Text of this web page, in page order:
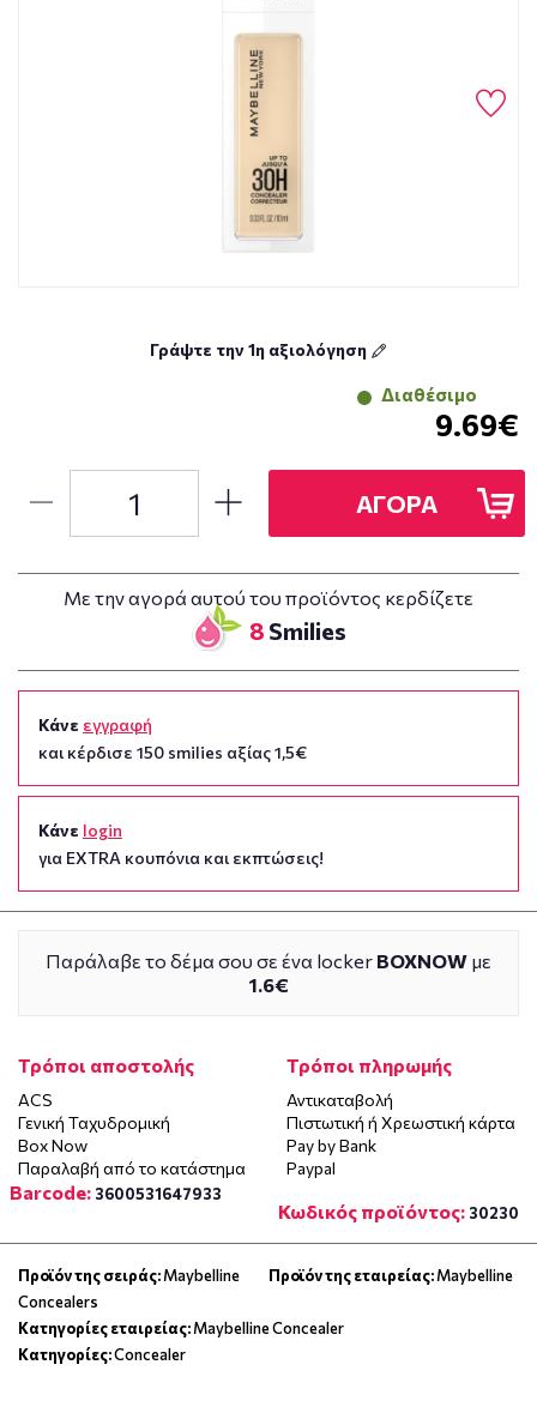
Γράψτε την 1η αξιολόγηση
Διαθέσιμο
9.69€
ΑΓΟΡΑ
Με την αγορά αυτού του προϊόντος κερδίζετε
8 Smilies
Κάνε εγγραφή
και κέρδισε 150 smilies αξίας 1,5€
Κάνε login
για EXTRA κουπόνια και εκπτώσεις!
Παράλαβε το δέμα σου σε ένα locker BOXNOW με
1.6€
Τρόποι αποστολής
ACS
Γενική Ταχυδρομική
Box Now
Παραλαβή από το κατάστημα
Τρόποι πληρωμής
Αντικαταβολή
Πιστωτική ή Χρεωστική κάρτα
Pay by Bank
Paypal
Barcode: 3600531647933
Κωδικός προϊόντος: 30230
Προϊόν της σειράς:Maybelline
Concealers
Προϊόν της εταιρείας:Maybelline
Κατηγορίες εταιρείας:Maybelline Concealer
Κατηγορίες:Concealer